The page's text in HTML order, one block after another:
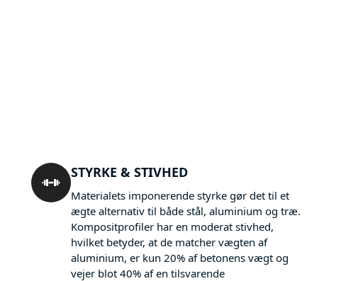
STYRKE & STIVHED
Materialets imponerende styrke gør det til et
ægte alternativ til både stål, aluminium og træ.
Kompositprofiler har en moderat stivhed,
hvilket betyder, at de matcher vægten af
aluminium, er kun 20% af betonens vægt og
vejer blot 40% af en tilsvarende